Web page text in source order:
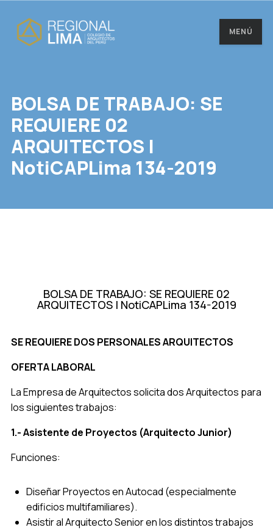
MENÚ
BOLSA DE TRABAJO: SE
REQUIERE 02
ARQUITECTOS |
NotiCAPLima 134-2019
BOLSA DE TRABAJO: SE REQUIERE 02
ARQUITECTOS | NotiCAPLima 134-2019
SE REQUIERE DOS PERSONALES ARQUITECTOS
OFERTA LABORAL
La Empresa de Arquitectos solicita dos Arquitectos para
los siguientes trabajos:
1.- Asistente de Proyectos (Arquitecto Junior)
Funciones:
Diseñar Proyectos en Autocad (especialmente
edificios multifamiliares).
Asistir al Arquitecto Senior en los distintos trabajos